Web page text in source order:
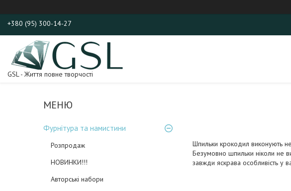
+380 (95) 300-14-27
GSL - Життя повне творчості
Фурнітура та намистини
Розпродаж
НОВИНКИ!!!
Авторські набори
Шпильки крокодил виконують
Безумовно шпильки ніколи не
завжди яскрава особливість у